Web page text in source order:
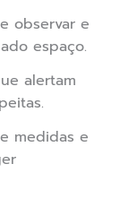
observar e
espaço.
alertam
medidas e